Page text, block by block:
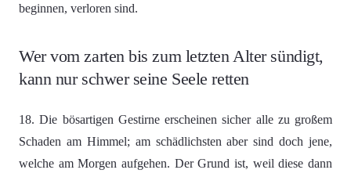
beginnen, verloren sind.
Wer vom zarten bis zum letzten Alter sündigt,
kann nur schwer seine Seele retten
18. Die bösartigen Gestirne erscheinen sicher alle zu großem
Schaden am Himmel; am schädlichsten aber sind doch jene,
welche am Morgen aufgehen. Der Grund ist, weil diese dann